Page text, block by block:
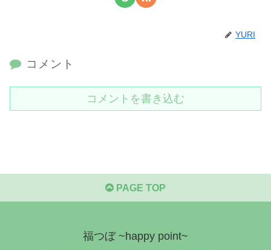
YURI
コメント
コメントを書き込む
PAGE TOP
福つぼ ~happy point~